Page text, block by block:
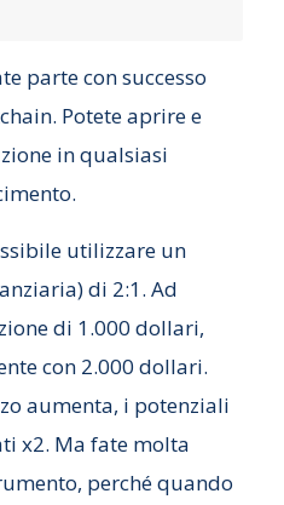
parte con successo
Potete aprire e
in qualsiasi
utilizzare un
di 2:1. Ad
di 1.000 dollari,
con 2.000 dollari.
aumenta, i potenziali
x2. Ma fate molta
perché quando